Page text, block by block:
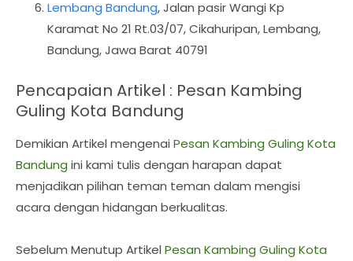
Lembang Bandung, Jalan pasir Wangi Kp
Karamat No 21 Rt.03/07, Cikahuripan, Lembang,
Bandung, Jawa Barat 40791
Pencapaian Artikel : Pesan Kambing
Guling Kota Bandung
Demikian Artikel mengenai Pesan Kambing Guling Kota
Bandung ini kami tulis dengan harapan dapat
menjadikan pilihan teman teman dalam mengisi
acara dengan hidangan berkualitas.
Sebelum Menutup Artikel Pesan Kambing Guling Kota